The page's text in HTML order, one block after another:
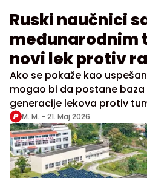
Ruski naučnici
međunarodnim
novi lek protiv
Ako se pokaže kao
mogao bi da postane
generacije lekova protiv
proizvodnje, navela je ruska
M. M. - 21. Maj 2026.